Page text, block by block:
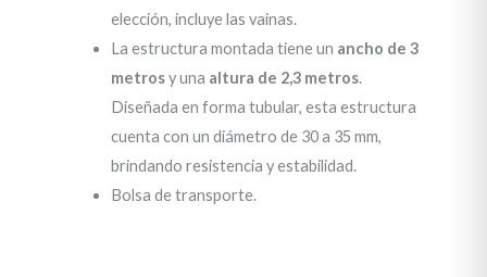
elección, incluye las vainas.
La estructura montada tiene un ancho de 3
metrosy una altura de 2,3 metros.
Diseñada en forma tubular, esta estructura
cuenta con un diámetro de 30 a 35 mm,
brindando resistencia y estabilidad.
Bolsa de transporte.